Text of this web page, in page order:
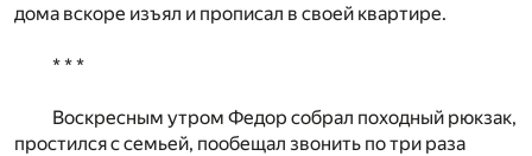
дома вскоре изъял и прописал в своей квартире.
* * *
Воскресным утром Федор собрал походный рюкзак,
простился с семьей, пообещал звонить по три раза